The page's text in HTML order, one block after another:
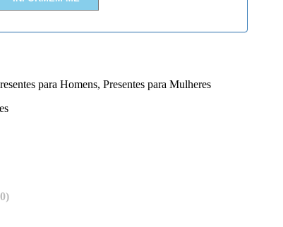
para Homens, Presentes para Mulheres